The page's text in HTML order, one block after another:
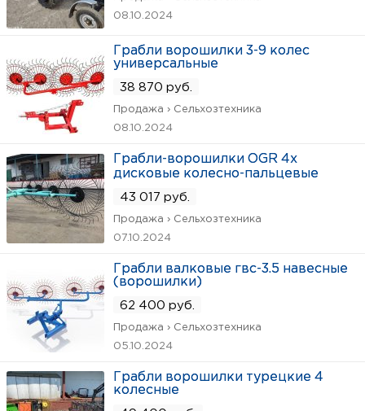
08.10.2024
Грабли ворошилки 3-9 колес
универсальные
38 870 руб.
Продажа › Сельхозтехника
08.10.2024
Грабли-ворошилки OGR 4х
дисковые колесно-пальцевые
43 017 руб.
Продажа › Сельхозтехника
07.10.2024
Грабли валковые гвс-3.5 навесные
(ворошилки)
62 400 руб.
Продажа › Сельхозтехника
05.10.2024
Грабли ворошилки турецкие 4
колесные